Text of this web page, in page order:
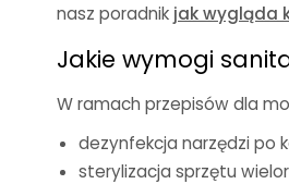
nasz poradnik jak wygląda
Jakie wymogi
W ramach przepisów dla
dezynfekcja narzędzi po
sterylizacja sprzętu